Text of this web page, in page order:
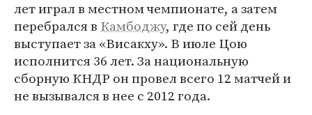
лет играл в местном чемпионате, а затем
перебрался в Камбоджу, где по сей день
выступает за «Висакху». В июле Цою
исполнится 36 лет. За национальную
сборную КНДР он провел всего 12 матчей и
не вызывался в нее с 2012 года.